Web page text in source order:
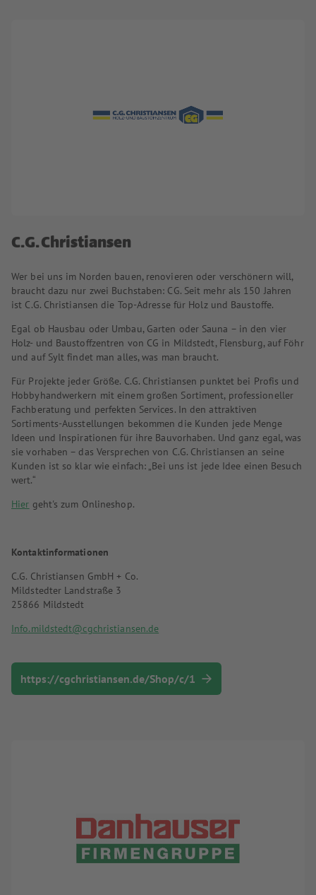
C.G. Christiansen
Wer bei uns im Norden bauen, renovieren oder verschönern will,
braucht dazu nur zwei Buchstaben: CG. Seit mehr als 150 Jahren
ist C.G. Christiansen die Top-Adresse für Holz und Baustoffe.
Egal ob Hausbau oder Umbau, Garten oder Sauna – in den vier
Holz- und Baustoffzentren von CG in Mildstedt, Flensburg, auf Föhr
und auf Sylt findet man alles, was man braucht.
Für Projekte jeder Größe. C.G. Christiansen punktet bei Profis und
Hobbyhandwerkern mit einem großen Sortiment, professioneller
Fachberatung und perfekten Services. In den attraktiven
Sortiments-Ausstellungen bekommen die Kunden jede Menge
Ideen und Inspirationen für ihre Bauvorhaben. Und ganz egal, was
sie vorhaben – das Versprechen von C.G. Christiansen an seine
Kunden ist so klar wie einfach: „Bei uns ist jede Idee einen Besuch
wert.“
Hier geht's zum Onlineshop.
Kontaktinformationen
C.G. Christiansen GmbH + Co.
Mildstedter Landstraße 3
25866 Mildstedt
Info.mildstedt@cgchristiansen.de
https://cgchristiansen.de/Shop/c/1